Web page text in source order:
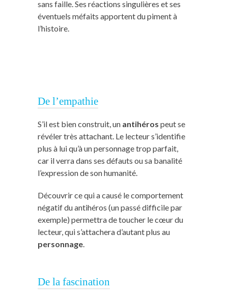
sans faille. Ses réactions singulières et ses
éventuels méfaits apportent du piment à
l’histoire.
De l’empathie
S’il est bien construit, un antihéros peut se
révéler très attachant. Le lecteur s’identifie
plus à lui qu’à un personnage trop parfait,
car il verra dans ses défauts ou sa banalité
l’expression de son humanité.
Découvrir ce qui a causé le comportement
négatif du antihéros (un passé difficile par
exemple) permettra de toucher le cœur du
lecteur, qui s’attachera d’autant plus au
personnage.
De la fascination